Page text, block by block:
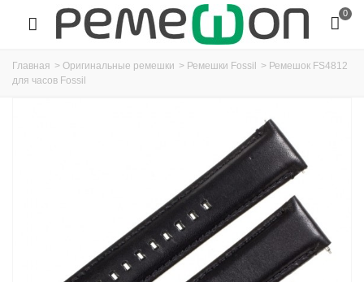
0
Главная > Оригинальные ремешки > Ремешки Fossil > Ремешок FS4812
для часов Fossil